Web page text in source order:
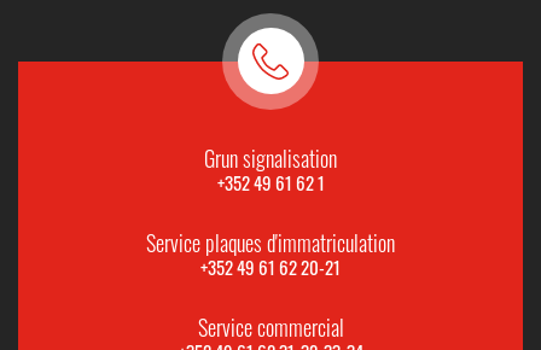
Grun signalisation
+352 49 61 62 1
Service plaques d'immatriculation
+352 49 61 62 20-21
Service commercial